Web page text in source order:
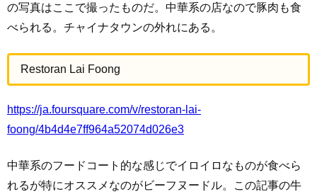
の写真はここで撮ったものだ。中華系の店なので豚肉も食
べられる。チャイナタウンの外れにある。
Restoran Lai Foong
https://ja.foursquare.com/v/restoran-lai-
foong/4b4d4e7ff964a52074d026e3
中華系のフードコート的な感じでイロイロなものが食べら
れるが特にオススメなのがビーフヌードル。この記事の牛